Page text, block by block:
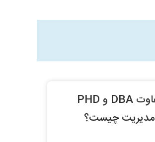
تفاوت DBA و PHD
مدیريت چيست؟